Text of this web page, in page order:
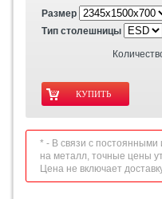
Размер
Тип столешницы
* - В связи с
на металл, точные цены
Цена не включает